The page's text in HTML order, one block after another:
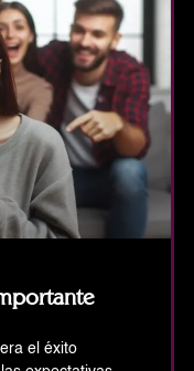
el éxito